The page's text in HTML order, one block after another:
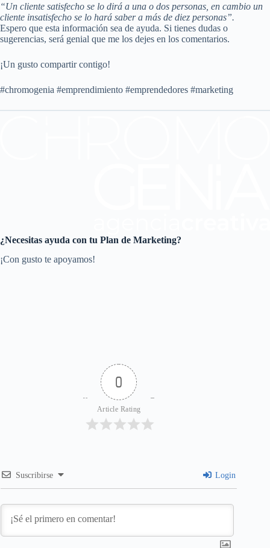
“Un cliente satisfecho se lo dirá a una o dos personas, en cambio un
cliente insatisfecho se lo hará saber a más de diez personas”.
Espero que esta información sea de ayuda. Si tienes dudas o
sugerencias, será genial que me los dejes en los comentarios.
¡Un gusto compartir contigo!
#chromogenia #emprendimiento #emprendedores #marketing
¿Necesitas ayuda con tu Plan de Marketing?
¡Con gusto te apoyamos!
0
Article Rating
Suscribirse Login